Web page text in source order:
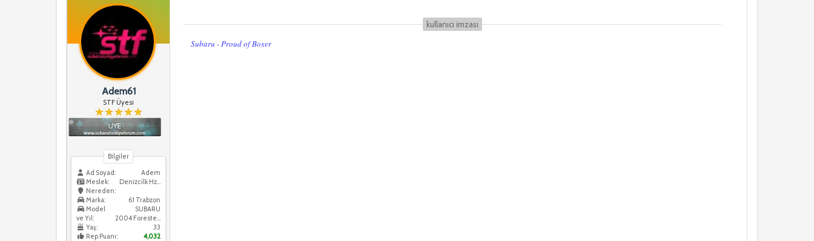
Adem61
STF Üyesi
Bilgiler
Ad Soyad:
Adem
Meslek:
Denizcilk Hzmtleri
Nereden:
61 Trabzon
Marka:
SUBARU
Model
ve Yıl:
2004 Forester XT
Yaş:
33
Rep Puanı:
4,032
kullanıcı i̇mzası
Subaru - Proud of Boxer